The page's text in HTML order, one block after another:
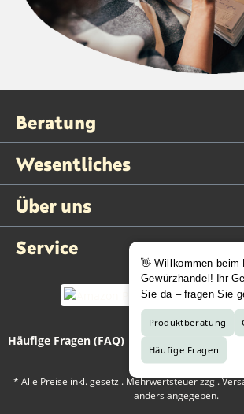
Beratung
Wesentliches
Über uns
Service
Häufige Fragen (FAQ) Kontaktformular
* Alle Preise inkl. gesetzl. Mehrwertsteuer zzgl.
anders angegeben.